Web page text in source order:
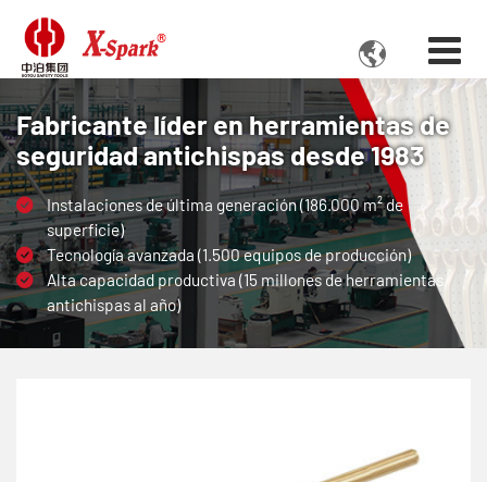

Fabricante líder en herramientas de
seguridad antichispas desde 1983
Instalaciones de última generación (186.000 m² de
superficie)
Tecnología avanzada (1.500 equipos de producción)
Alta capacidad productiva (15 millones de herramientas
antichispas al año)